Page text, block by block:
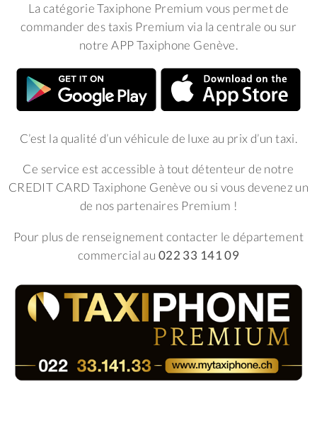
La catégorie Taxiphone Premium vous permet de
commander des taxis Premium via la centrale ou sur
notre APP Taxiphone Genève.
C’est la qualité d’un véhicule de luxe au prix d’un taxi.
Ce service est accessible à tout détenteur de notre
CREDIT CARD Taxiphone Genève ou si vous devenez un
de nos partenaires Premium !
Pour plus de renseignement contacter le département
commercial au 022 33 141 09